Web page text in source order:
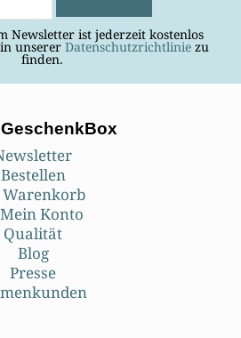
Newsletter ist jederzeit kostenlos
unserer Datenschutzrichtlinie zu
finden.
Bestellen
Warenkorb
Mein Konto
Qualität
Blog
Presse